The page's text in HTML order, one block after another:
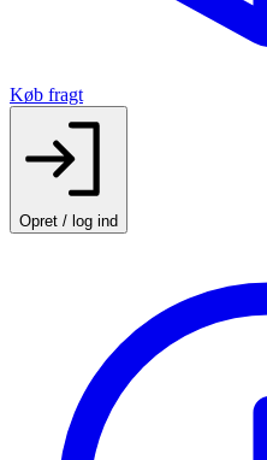
Køb fragt
Opret / log ind